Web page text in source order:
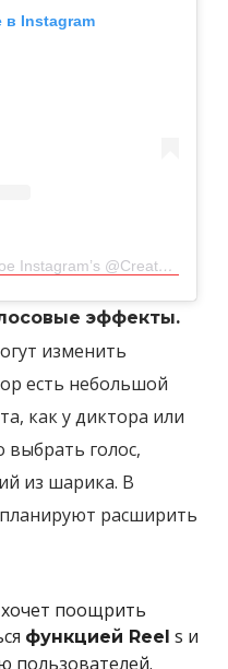
в Instagram
Сообщение, распространенное Instagram’s @Creators (@creators)
эффекты.
изменить
есть небольшой
как у диктора или
голос,
из шарика. В
расширить
поощрить
функцией Reel s и
пользователей.